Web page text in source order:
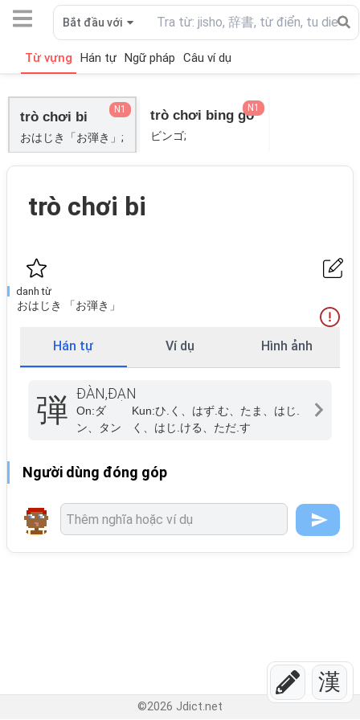
漢
Bắt đầu với
Từ vựng Hán tự Ngữ pháp Câu ví dụ
trò chơi bi
おはじき「お弾き」;
N1 trò chơi bing gô
ビンゴ;
N1
trò chơi bi
danh từ
おはじき 「お弾き」
Hán tự Ví dụ Hình ảnh
弾 ĐÀN,ĐẠN
On:ダ
ン、タン
Kun:ひ.く、はず.む、たま、はじ.
く、はじ.ける、ただ.す
Người dùng đóng góp
©2026 Jdict.net